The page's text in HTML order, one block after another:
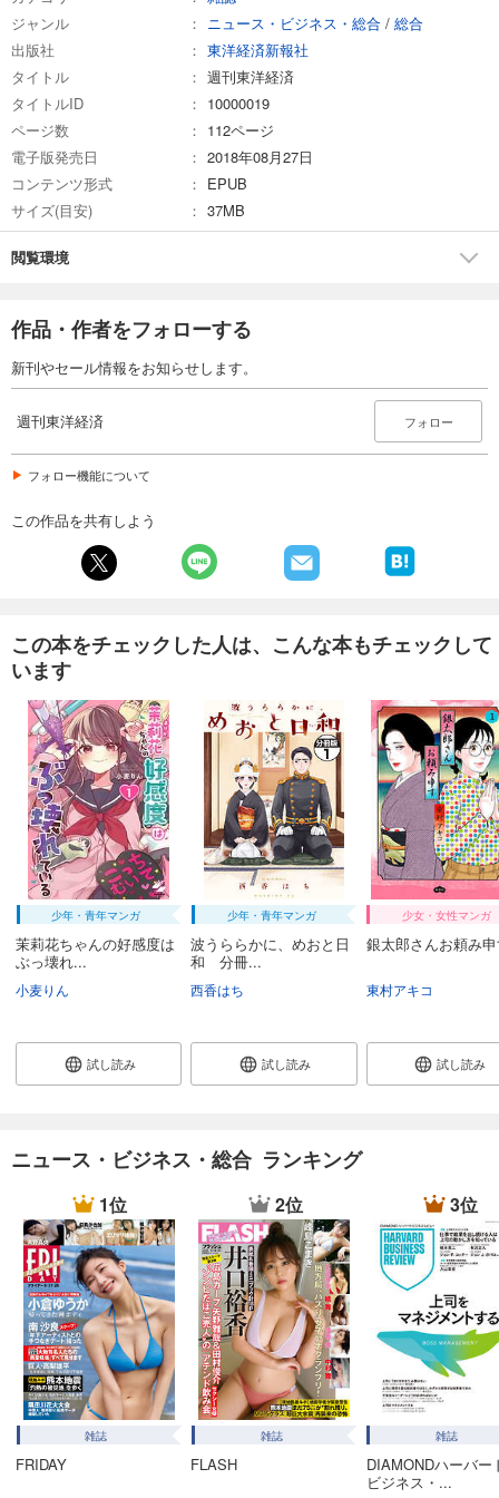
試し読み
あらすじを表示する
週刊東洋経済 2026/3/7号
あらすじを表示する
あらすじを表示する
カート
あらすじを表示する
週刊東洋経済 2026/1/31・2/7合併号
週刊東洋経済 2026/1/24号
880円 (税込)
カート
試し読み
あらすじを表示する
週刊東洋経済 2026/1/10・1/17合併号
880円 (税込)
カート
試し読み
週刊東洋経済 2025/12/27・2026/1/3合併号
880円 (税込)
あらすじを表示する
週刊東洋経済 2025/12/20号
880円 (税込)
カート
試し読み
あらすじを表示する
週刊東洋経済 2025/12/13号
880
円 (税込)
試し読み
ジャンル
ニュース・ビジネス・総合 / 総合
出版社
東洋経済新報社
タイトル
週刊東洋経済
タイトルID
10000019
ページ数
112ページ
電子版発売日
2018年08月27日
コンテンツ形式
EPUB
サイズ(目安)
37MB
閲覧環境
作品・作者をフォローする
新刊やセール情報をお知らせします。
週刊東洋経済 フォロー
フォロー機能について
この作品を共有しよう
この本をチェックした人は、こんな本もチェックして
います
少年・青年マンガ
茉莉花ちゃんの好感度は
ぶっ壊れ...
小麦りん
試し読み
少年・青年マンガ
波うららかに、めおと日
和 分冊...
西香はち
試し読み
少女・女性マンガ
銀太郎さんお頼み
東村アキコ
試し読み
ニュース・ビジネス・総合 ランキング
1位
雑誌
FRIDAY
2位
雑誌
FLASH
3位
雑誌
DIAMONDハーバー
ビジネス・...